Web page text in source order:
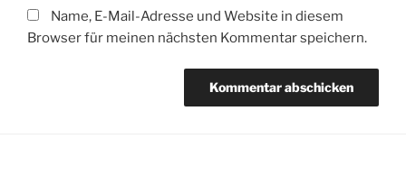
Name, E-Mail-Adresse und Website in diesem
Browser für meinen nächsten Kommentar speichern.